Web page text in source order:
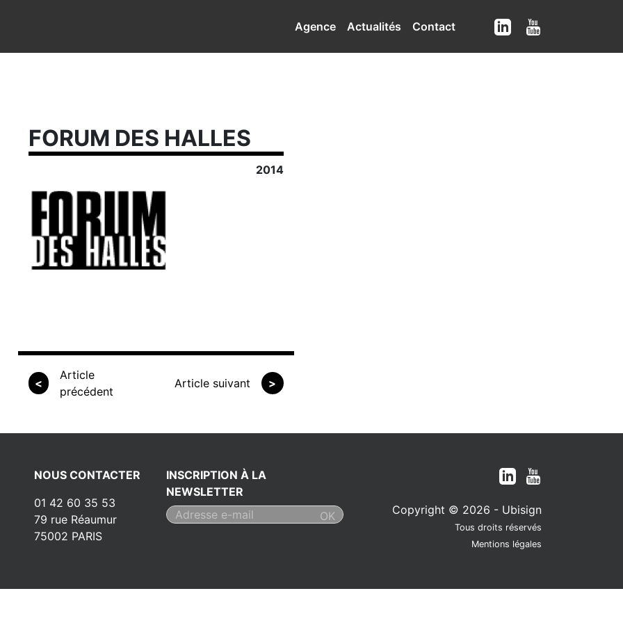
Agence Actualités Contact
FORUM DES HALLES
2014
<
Article
précédent
Article suivant >
NOUS CONTACTER
01 42 60 35 53
79 rue Réaumur
75002 PARIS
INSCRIPTION À LA
NEWSLETTER
Copyright © 2026 - Ubisign
Tous droits réservés
Mentions légales